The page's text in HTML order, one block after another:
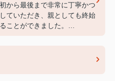
から最後まで非常に丁寧かつ
ていただき、親としても終始
ことができました。
利用させていただきたいと思
とうございました！